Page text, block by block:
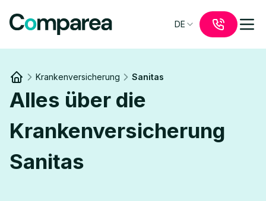
DE
Krankenversicherung Sanitas
Alles über die
Krankenversicherung
Sanitas